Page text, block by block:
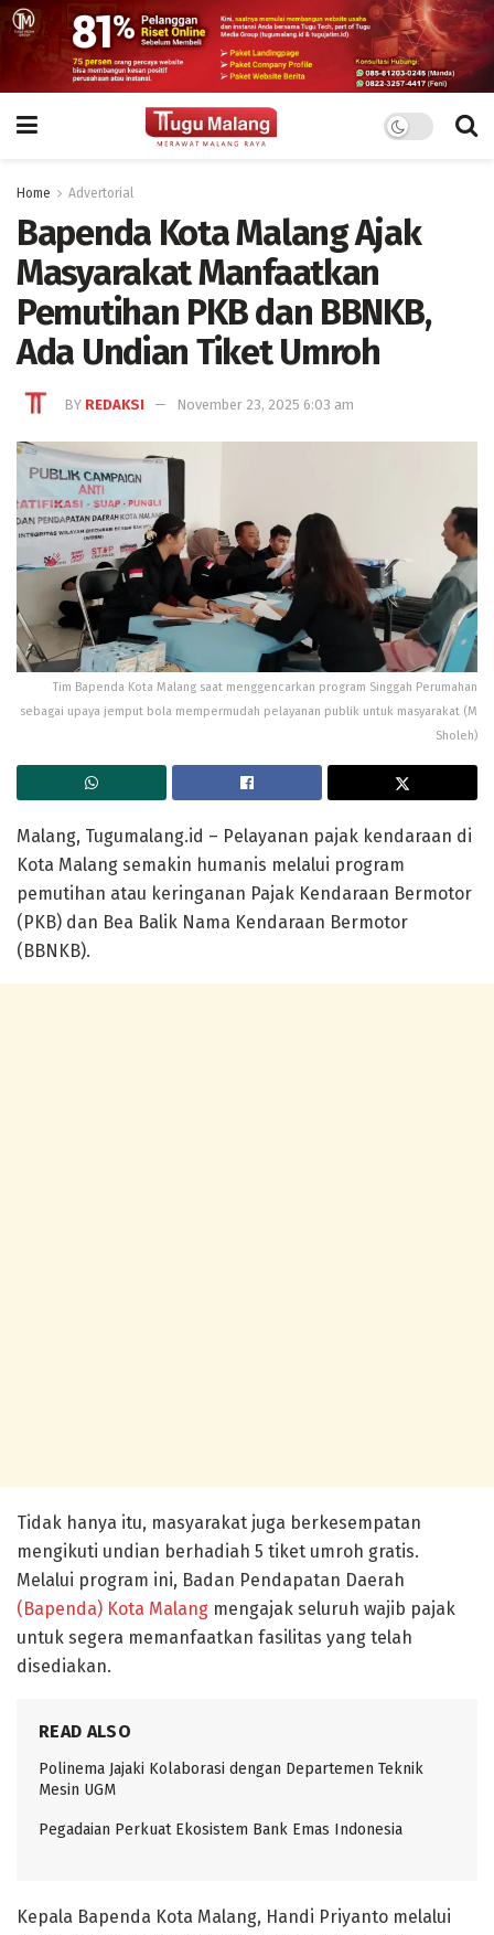
Home Advertorial
Bapenda Kota Malang Ajak
Masyarakat Manfaatkan
Pemutihan PKB dan BBNKB,
Ada Undian Tiket Umroh
BY REDAKSI November 23, 2025 6:03 am
Tim Bapenda Kota Malang saat menggencarkan program Singgah Perumahan
sebagai upaya jemput bola mempermudah pelayanan publik untuk masyarakat (M
Sholeh)
Malang, Tugumalang.id – Pelayanan pajak kendaraan di
Kota Malang semakin humanis melalui program
pemutihan atau keringanan Pajak Kendaraan Bermotor
(PKB) dan Bea Balik Nama Kendaraan Bermotor
(BBNKB).
Tidak hanya itu, masyarakat juga berkesempatan
mengikuti undian berhadiah 5 tiket umroh gratis.
Melalui program ini, Badan Pendapatan Daerah
(Bapenda) Kota Malang mengajak seluruh wajib pajak
untuk segera memanfaatkan fasilitas yang telah
disediakan.
READ ALSO
Polinema Jajaki Kolaborasi dengan Departemen Teknik
Mesin UGM
Pegadaian Perkuat Ekosistem Bank Emas Indonesia
Kepala Bapenda Kota Malang, Handi Priyanto melalui